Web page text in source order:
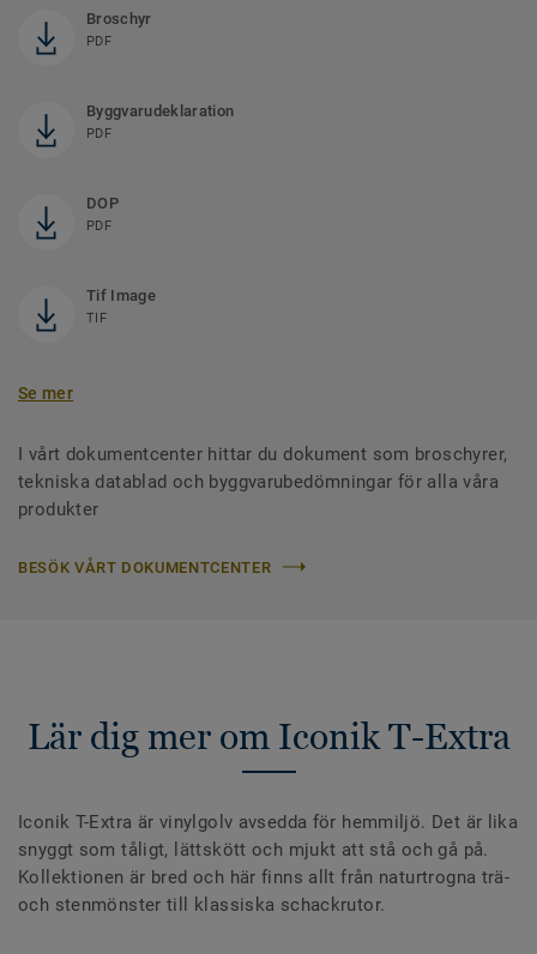
Broschyr
PDF
Byggvarudeklaration
PDF
DOP
PDF
Tif Image
TIF
Se mer
I vårt dokumentcenter hittar du dokument som broschyrer,
tekniska datablad och byggvarubedömningar för alla våra
produkter
BESÖK VÅRT DOKUMENTCENTER
Lär dig mer om Iconik T-Extra
Iconik T-Extra är vinylgolv avsedda för hemmiljö. Det är lika
snyggt som tåligt, lättskött och mjukt att stå och gå på.
Kollektionen är bred och här finns allt från naturtrogna trä-
och stenmönster till klassiska schackrutor.